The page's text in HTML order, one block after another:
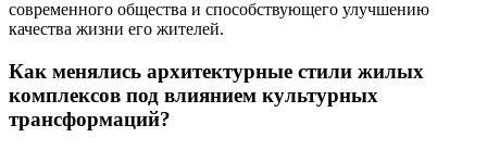
современного общества и способствующего улучшению
качества жизни его жителей.
Как менялись архитектурные стили жилых
комплексов под влиянием культурных
трансформаций?